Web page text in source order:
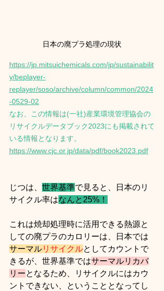
日本の廃プラ処理の現状
https://jp.mitsuichemicals.com/jp/sustainabilit
y/beplayer-
replayer/soso/archive/column/common/2024
-0529-02
なお、この情報は(一社)産業環境管理協会の
リサイクルデータブック2023にも掲載されて
いる情報となります。
https://www.cjc.or.jp/data/pdf/book2023.pdf
じつは、 世界基準で見ると、日本のリ
サイクル率はなんと25%！
これは焼却処理時に活用できる熱源と
しての廃プラのカロリーは、日本では
サーマルリサイクルとしてカウントで
きるが、世界基準ではサーマルリカバ
リーとなるため、リサイクルにはカウ
ントできない、ということとなってし